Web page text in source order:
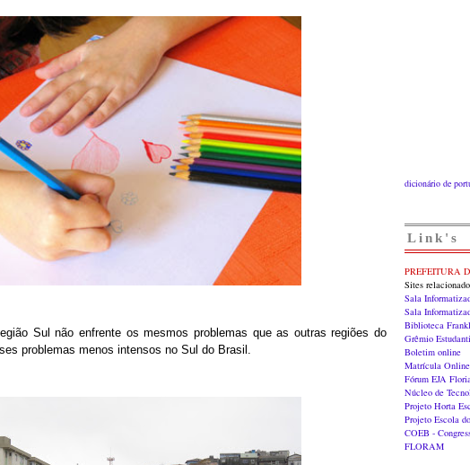
Sul não enfrente os mesmos problemas que as outras regiões do
problemas menos intensos no Sul do Brasil.
dicionário de
Link's
PREFEITURA
Sites
Sala
Sala
Biblioteca
Grêmio
Boletim online
Matrícula Online
Fórum EJA
Núcleo de
Projeto Horta
Projeto Escola
COEB -
FLORAM